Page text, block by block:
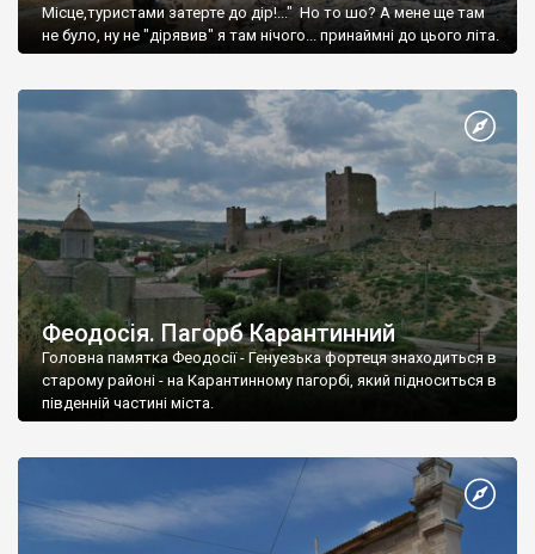
Місце,туристами затерте до дір!..." Но то шо? А мене ще там
не було, ну не "дірявив" я там нічого... принаймні до цього літа.
Феодосія. Пагорб Карантинний
Головна памятка Феодосії - Генуезька фортеця знаходиться в
старому районі - на Карантинному пагорбі, який підноситься в
південній частині міста.